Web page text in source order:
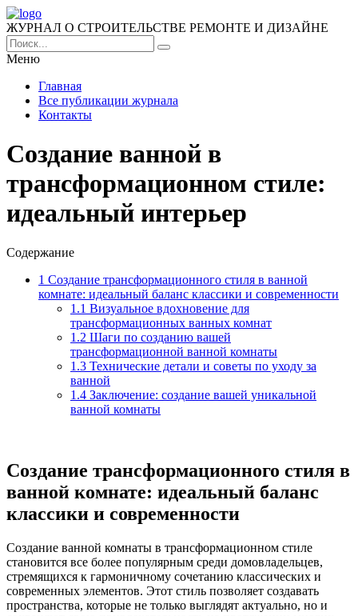
ЖУРНАЛ О СТРОИТЕЛЬСТВЕ РЕМОНТЕ И ДИЗАЙНЕ
Меню
Главная
Все публикации журнала
Контакты
Создание ванной в
трансформационном стиле:
идеальный интерьер
Содержание
1 Создание трансформационного стиля в ванной
комнате: идеальный баланс классики и современности
1.1 Визуальное вдохновение для
трансформационных ванных комнат
1.2 Шаги по созданию вашей
трансформационной ванной комнаты
1.3 Технические детали и советы по уходу за
ванной
1.4 Заключение: создание вашей уникальной
ванной комнаты
Создание трансформационного стиля в
ванной комнате: идеальный баланс
классики и современности
Создание ванной комнаты в трансформационном стиле
становится все более популярным среди домовладельцев,
стремящихся к гармоничному сочетанию классических и
современных элементов. Этот стиль позволяет создавать
пространства, которые не только выглядят актуально, но и